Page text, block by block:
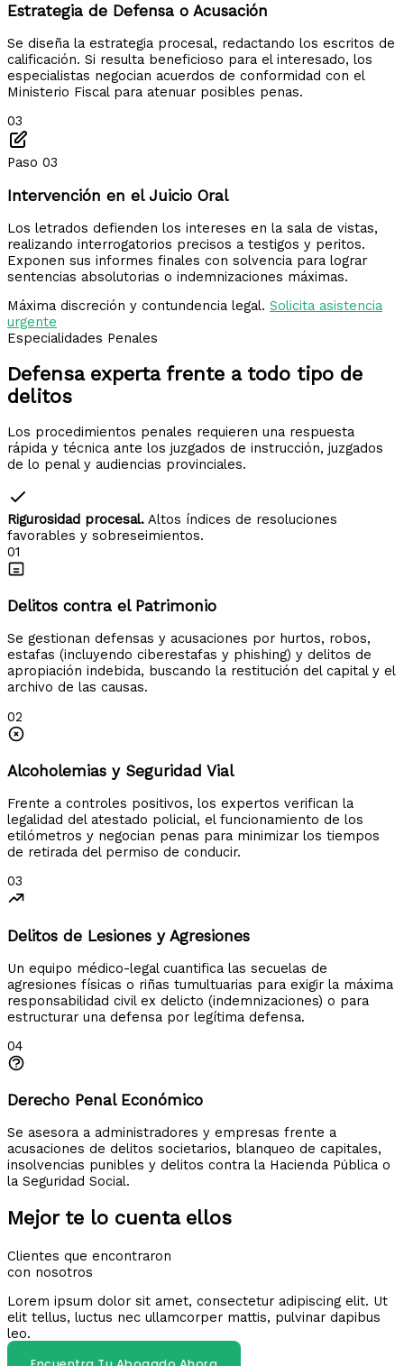
Estrategia de Defensa o Acusación
Se diseña la estrategia procesal, redactando los escritos de
calificación. Si resulta beneficioso para el interesado, los
especialistas negocian acuerdos de conformidad con el
Ministerio Fiscal para atenuar posibles penas.
03
Paso 03
Intervención en el Juicio Oral
Los letrados defienden los intereses en la sala de vistas,
realizando interrogatorios precisos a testigos y peritos.
Exponen sus informes finales con solvencia para lograr
sentencias absolutorias o indemnizaciones máximas.
Máxima discreción y contundencia legal. Solicita asistencia
urgente
Especialidades Penales
Defensa experta frente a todo tipo de
delitos
Los procedimientos penales requieren una respuesta
rápida y técnica ante los juzgados de instrucción, juzgados
de lo penal y audiencias provinciales.
Rigurosidad procesal. Altos índices de resoluciones
favorables y sobreseimientos.
01
Delitos contra el Patrimonio
Se gestionan defensas y acusaciones por hurtos, robos,
estafas (incluyendo ciberestafas y phishing) y delitos de
apropiación indebida, buscando la restitución del capital y el
archivo de las causas.
02
Alcoholemias y Seguridad Vial
Frente a controles positivos, los expertos verifican la
legalidad del atestado policial, el funcionamiento de los
etilómetros y negocian penas para minimizar los tiempos
de retirada del permiso de conducir.
03
Delitos de Lesiones y Agresiones
Un equipo médico-legal cuantifica las secuelas de
agresiones físicas o riñas tumultuarias para exigir la máxima
responsabilidad civil ex delicto (indemnizaciones) o para
estructurar una defensa por legítima defensa.
04
Derecho Penal Económico
Se asesora a administradores y empresas frente a
acusaciones de delitos societarios, blanqueo de capitales,
insolvencias punibles y delitos contra la Hacienda Pública o
la Seguridad Social.
Mejor te lo cuenta ellos
Clientes que encontraron
con nosotros
Lorem ipsum dolor sit amet, consectetur adipiscing elit. Ut
elit tellus, luctus nec ullamcorper mattis, pulvinar dapibus
leo.